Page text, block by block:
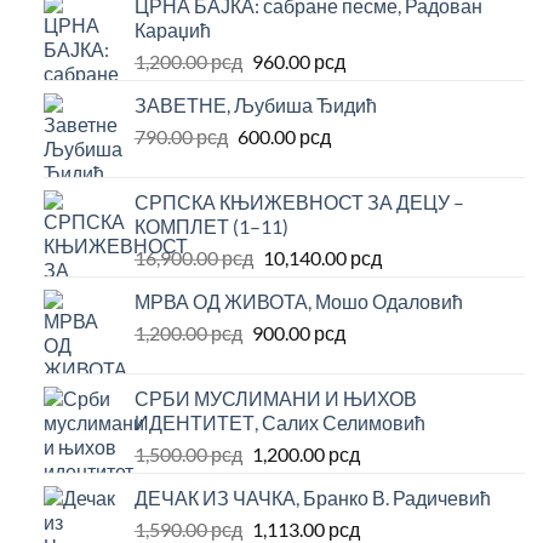
је
1,250.00 рсд.
је:
ЦРНА БАЈКА: сабране песме, Радован
Караџић
1,200.00рсд Оригинална
је
била:
960.00 рсдТренутна
је:
ЗАВЕТНЕ, Љубиша Ђидић
790.00рсд Оригинална
била:
790.00 рсд.
600.00 рсдТренутна
600.00 рсд.
СРПСКА КЊИЖЕВНОСТ ЗА ДЕЦУ –
КОМПЛЕТ (1–11)
16,900.00рсд Оригинална
је
била:
10,140.00 рсдТренутна
је:
МРВА ОД ЖИВОТА, Мошо Одаловић
1,200.00рсд Оригинална
била:
1,200.00 рсд.
900.00 рсдТренутна
900.00 рсд.
СРБИ МУСЛИМАНИ И ЊИХОВ
ИДЕНТИТЕТ, Салих Селимовић
1,500.00рсд Оригинална
је
била:
1,200.00 рсдТренутна
је:
1,200.00 рсд.
ДЕЧАК ИЗ ЧАЧКА, Бранко В. Радичевић
1,590.00рсд Оригинална
1,113.00 рсдТренутна